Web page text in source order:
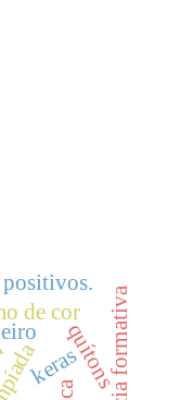
de cor
quítons
keras